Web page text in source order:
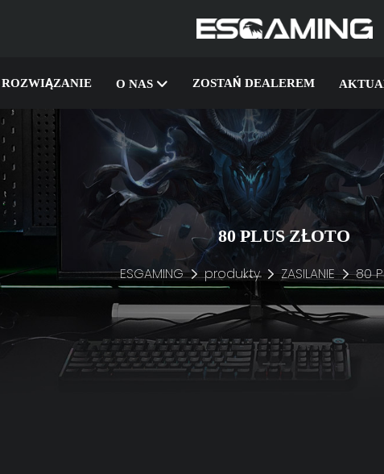
ROZWIĄZANIE O NAS ZOSTAŃ DEALEREM
80 PLUS ZŁOTO
ESGAMING produkty ZASILANIE 80